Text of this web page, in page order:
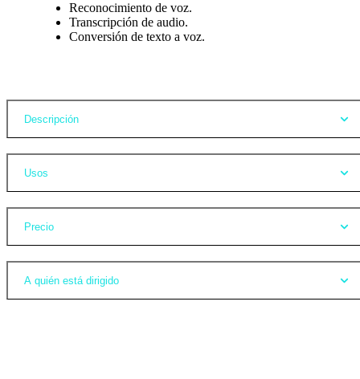
Reconocimiento de voz.
Transcripción de audio.
Conversión de texto a voz.
Descripción
Usos
Precio
A quién está dirigido